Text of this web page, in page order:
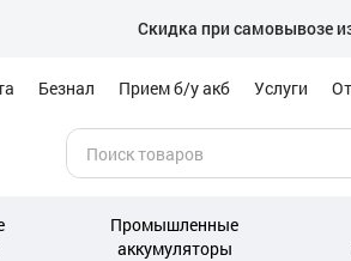
Скидка при самовывозе
Безнал Прием б/у акб Услуги
Промышленные
аккумуляторы